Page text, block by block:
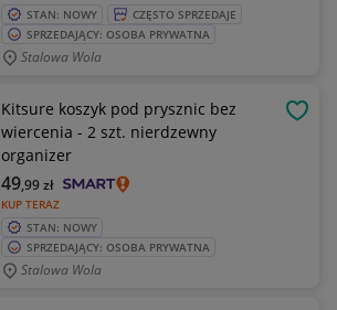
STAN: NOWY
CZĘSTO SPRZEDAJE
SPRZEDAJĄCY: OSOBA PRYWATNA
Stalowa Wola
Kitsure koszyk pod prysznic bez
wiercenia - 2 szt. nierdzewny
organizer
KUP TERAZ
49,99zł
STAN: NOWY
SPRZEDAJĄCY: OSOBA PRYWATNA
Stalowa Wola